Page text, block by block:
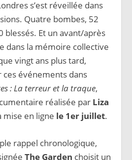
s’est réveillée dans
Quatre bombes, 52
blessés. Et un avant/après
dans la mémoire collective
vingt ans plus tard,
événements dans
: La terreur et la traque,
réalisée par Liza
mise en ligne le 1er juillet.
rappel chronologique,
The Garden choisit un